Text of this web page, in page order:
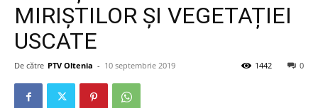
MIRIȘTILOR ȘI VEGETAȚIEI
USCATE
De către PTV Oltenia - 10 septembrie 2019 0
1442